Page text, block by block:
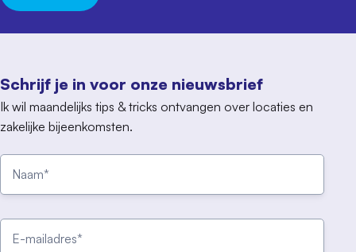
Schrijf je in voor onze nieuwsbrief
Ik wil maandelijks tips & tricks ontvangen over locaties en
zakelijke bijeenkomsten.